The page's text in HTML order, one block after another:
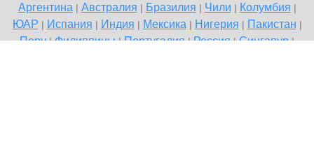
Аргентина| Австралия Бразилия Чили Колумбия
ЮАР Испания Индия Мексика| Нигерия Пакистан
Перу|Филиппины|Португалия|Россия|Сингапур|